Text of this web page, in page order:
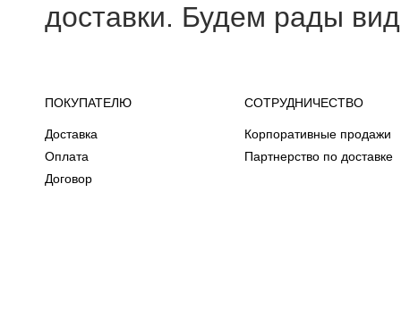
доставки. Будем рады
ПОКУПАТЕЛЮ
Доставка
Оплата
Договор
СОТРУДНИЧЕСТВО
Корпоративные продажи
Партнерство по доставке